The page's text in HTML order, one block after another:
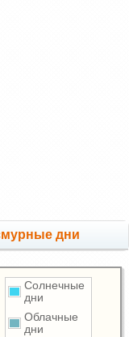
дни
Солнечные
дни
Облачные
дни